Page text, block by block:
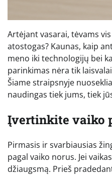
Artėjant vasarai, tėvams
atostogas? Kaunas, kaip
meno iki technologijų bei
parinkimas nėra tik
Šiame straipsnyje
naudingas tiek jums, tiek
Įvertinkite vaiko
Pirmasis ir svarbiausias
pagal vaiko norus. Jei
džiaugsmą. Prieš